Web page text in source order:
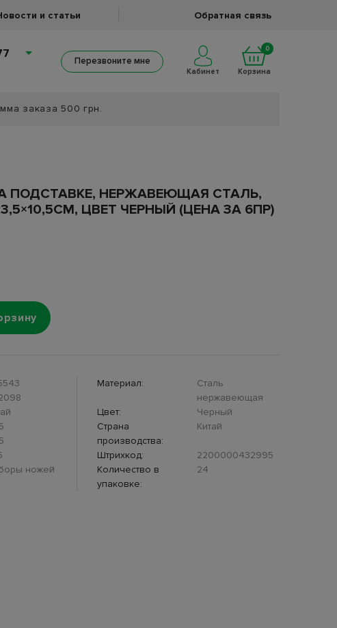
и статьи Обратная связь
Перезвоните мне
Кабинет
0
Корзина
заказа 500 грн.
ПОДСТАВКЕ, НЕРЖАВЕЮЩАЯ СТАЛЬ,
ЦВЕТ ЧЕРНЫЙ (ЦЕНА ЗА 6ПР)
ножей
Материал:
Сталь
нержавеющая
Цвет:
Черный
Страна
производства:
Китай
Штрихкод:
2200000432995
Количество в
упаковке:
24